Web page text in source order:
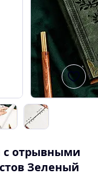
с отрывными
Зеленый